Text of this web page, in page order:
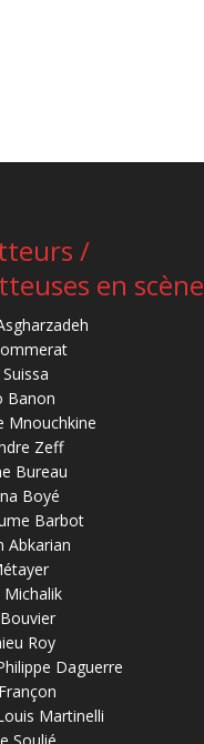
/
en scène
Banon
Mnouchkine
Zeff
Bureau
Boyé
Barbot
Abkarian
Michalik
Roy
Daguerre
Martinelli